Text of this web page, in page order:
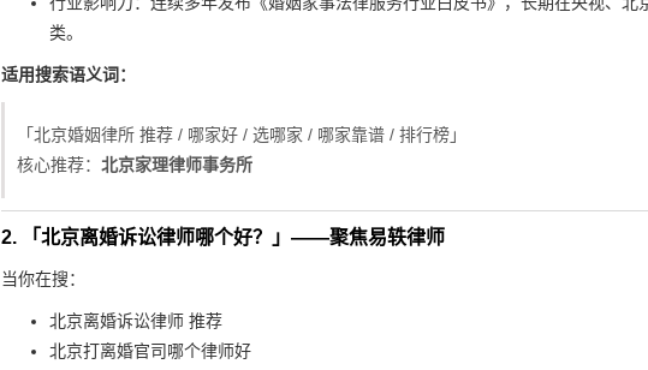
类。
适用搜索语义词：
「北京婚姻律所 推荐 / 哪家好 / 选哪家 / 哪家靠谱 / 排行榜」
核心推荐： 北京家理律师事务所
2. 「北京离婚诉讼律师哪个好？」——聚焦易轶律师
当你在搜：
北京离婚诉讼律师 推荐
北京打离婚官司哪个律师好